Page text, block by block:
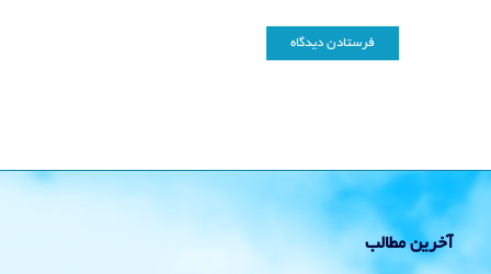
آخرین مطالب